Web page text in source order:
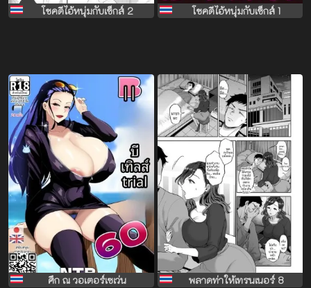
โชคดีไอ้หนุ่มกับเซ็กส์ 2 โชคดีไอ้หนุ่มกับเซ็กส์ 1
ศึก ณ วอเตอร์เซเว่น พลาดท่าให้เทรนเนอร์ 8